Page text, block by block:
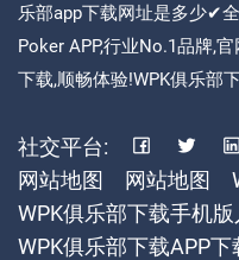
乐部app下载网址是多少✔
Poker APP,行业No.1品牌,
下载,顺畅体验!WPK俱乐部
社交平台:
网站地图
网站地图
WPK俱乐部下载手机版
WPK俱乐部下载APP下